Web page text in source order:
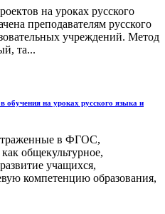
на уроках русского
преподавателям русского
учреждений. Метод
та...
обучения на уроках русского языка и
в ФГОС,
общекультурное,
учащихся,
компетенцию образования,